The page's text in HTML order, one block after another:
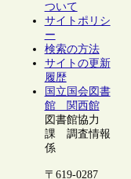
ついて
サイトポリシ
ー
検索の方法
サイトの更新
履歴
国立国会図書
館 関西館
図書館協力
課 調査情報
係
〒619-0287